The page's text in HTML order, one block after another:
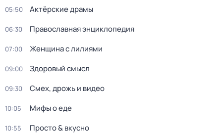
05:50 Актёрские драмы
06:30 Православная энциклопедия
07:00 Женщина с лилиями
09:00 Здоровый смысл
09:30 Смех, дрожь и видео
10:05 Мифы о еде
10:55 Просто & вкусно